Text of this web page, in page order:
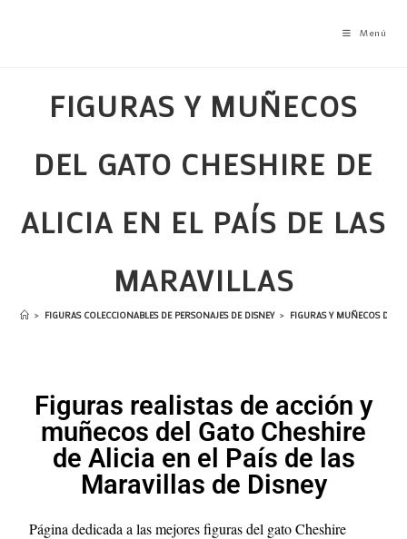
Menú
FIGURAS Y MUÑECOS
DEL GATO CHESHIRE DE
ALICIA EN EL PAÍS DE LAS
MARAVILLAS
> FIGURAS COLECCIONABLES DE PERSONAJES DE DISNEY > FIGURAS Y MUÑECOS DE
Figuras realistas de acción y
muñecos del Gato Cheshire
de Alicia en el País de las
Maravillas de Disney
Página dedicada a las mejores figuras del gato Cheshire